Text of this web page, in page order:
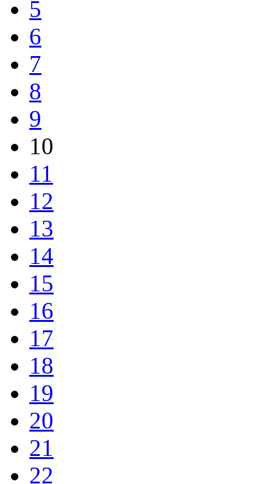
5
6
7
8
9
10
11
12
13
14
15
16
17
18
19
20
21
22